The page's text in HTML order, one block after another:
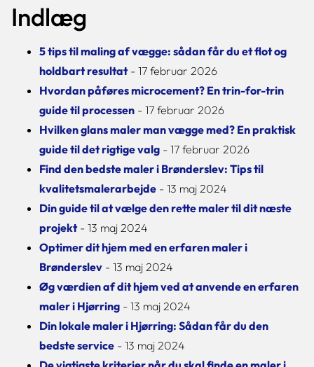
Indlæg
5 tips til maling af vægge: sådan får du et flot og
holdbart resultat- 17 februar 2026
Hvordan påføres microcement? En trin-for-trin
guide til processen - 17 februar 2026
Hvilken glans maler man vægge med? En praktisk
guide til det rigtige valg - 17 februar 2026
Find den bedste maler i Brønderslev: Tips til
kvalitetsmalerarbejde - 13 maj 2024
Din guide til at vælge den rette maler til dit næste
projekt- 13 maj 2024
Optimer dit hjem med en erfaren maler i
Brønderslev - 13 maj 2024
Øg værdien af dit hjem ved at anvende en erfaren
maler i Hjørring - 13 maj 2024
Din lokale maler i Hjørring: Sådan får du den
bedste service - 13 maj 2024